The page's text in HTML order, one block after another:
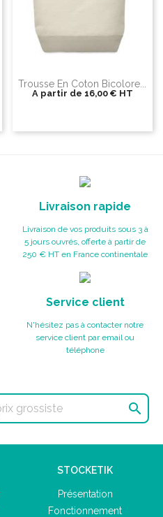
Trousse En Coton Bicolore...
A partir de 16,00 € HT
Livraison rapide
Livraison de vos produits sous 3 à
5 jours ouvrés, offerte à partir de
250 € HT en France continentale
Service client
N'hésitez pas à contacter notre
service client par email ou
téléphone

STOCKETIK
Présentation
Fonctionnement